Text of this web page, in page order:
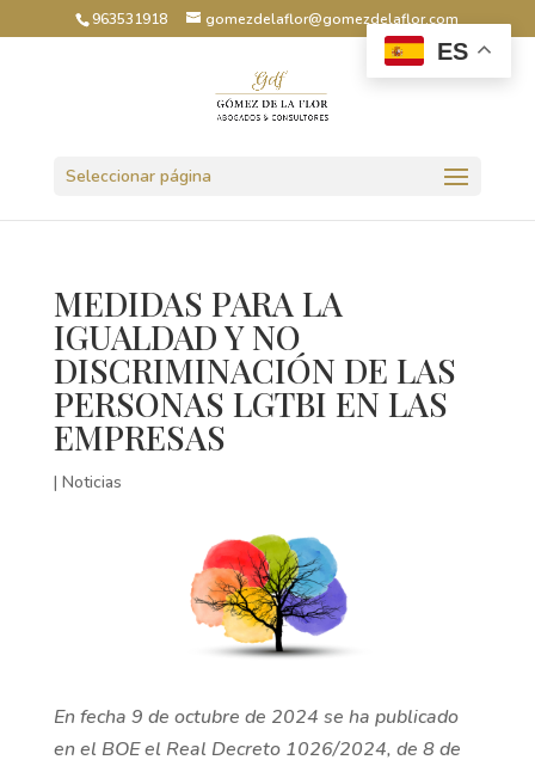
963531918 gomezdelaflor@gomezdelaflor.com
Seleccionar página
MEDIDAS PARA LA
IGUALDAD Y NO
DISCRIMINACIÓN DE LAS
PERSONAS LGTBI EN LAS
EMPRESAS
| Noticias
En fecha 9 de octubre de 2024 se ha publicado
en el BOE el Real Decreto 1026/2024, de 8 de
ES